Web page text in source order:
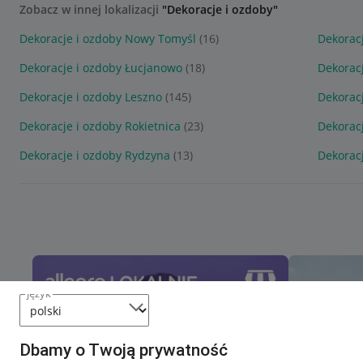
język
Dbamy o Twoją prywatność
Zobacz w innej lokalizacji "Dekoracje i ozdoby"
Dekoracje i ozdoby Nowy Tomyśl (16)
Dekoracje i ozdoby Łucjanowo (18)
Dekoracje i ozdoby Leszno (145)
Dekoracje i ozdoby Rokietnica (23)
Dekoracje i ozdoby Rydzyna (13)